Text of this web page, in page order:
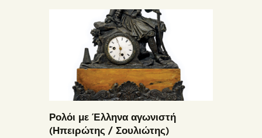
Ρολόι με Έλληνα αγωνιστή
(Ηπειρώτης / Σουλιώτης)